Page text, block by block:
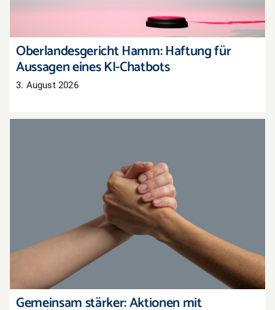
Oberlandesgericht Hamm: Haftung für
Aussagen eines KI-Chatbots
3. August 2026
Gemeinsam stärker: Aktionen mit
Nachbarhändlern organisieren
Gemeinsam stärker: Aktionen mit